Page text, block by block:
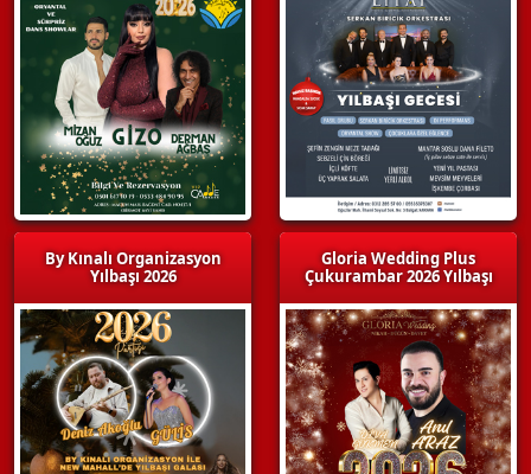
By Kınalı Organizasyon
Yılbaşı 2026
Gloria Wedding Plus
Çukurambar 2026 Yılbaşı